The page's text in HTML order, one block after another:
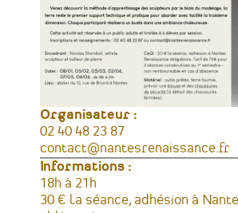
Organisateur :
Téléphone
02 40 48 23 87
Courriel
contact@nantesrenaissance.fr
Informations :
Horaires
18h à 21h
Tarifs
30 € la séance, adhésion à